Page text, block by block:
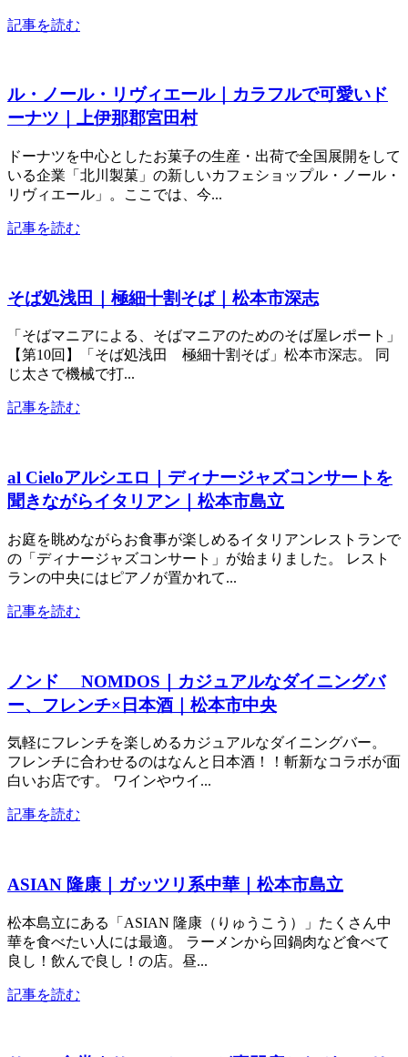
記事を読む
ル・ノール・リヴィエール｜カラフルで可愛いド
ーナツ｜上伊那郡宮田村
ドーナツを中心としたお菓子の生産・出荷で全国展開をして
いる企業「北川製菓」の新しいカフェショップル・ノール・
リヴィエール」。ここでは、今...
記事を読む
そば処浅田｜極細十割そば｜松本市深志
「そばマニアによる、そばマニアのためのそば屋レポート」
【第10回】「そば処浅田 極細十割そば」松本市深志。 同
じ太さで機械で打...
記事を読む
al Cieloアルシエロ｜ディナージャズコンサートを
聞きながらイタリアン｜松本市島立
お庭を眺めながらお食事が楽しめるイタリアンレストランで
の「ディナージャズコンサート」が始まりました。 レスト
ランの中央にはピアノが置かれて...
記事を読む
ノンド NOMDOS｜カジュアルなダイニングバ
ー、フレンチ×日本酒｜松本市中央
気軽にフレンチを楽しめるカジュアルなダイニングバー。
フレンチに合わせるのはなんと日本酒！！斬新なコラボが面
白いお店です。 ワインやウイ...
記事を読む
ASIAN 隆康｜ガッツリ系中華｜松本市島立
松本島立にある「ASIAN 隆康（りゅうこう）」たくさん中
華を食べたい人には最適。 ラーメンから回鍋肉など食べて
良し！飲んで良し！の店。昼...
記事を読む